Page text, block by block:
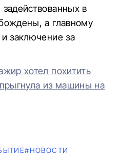
в
а главному
заключение за
хотел похитить
из машины на
#НОВОСТИ